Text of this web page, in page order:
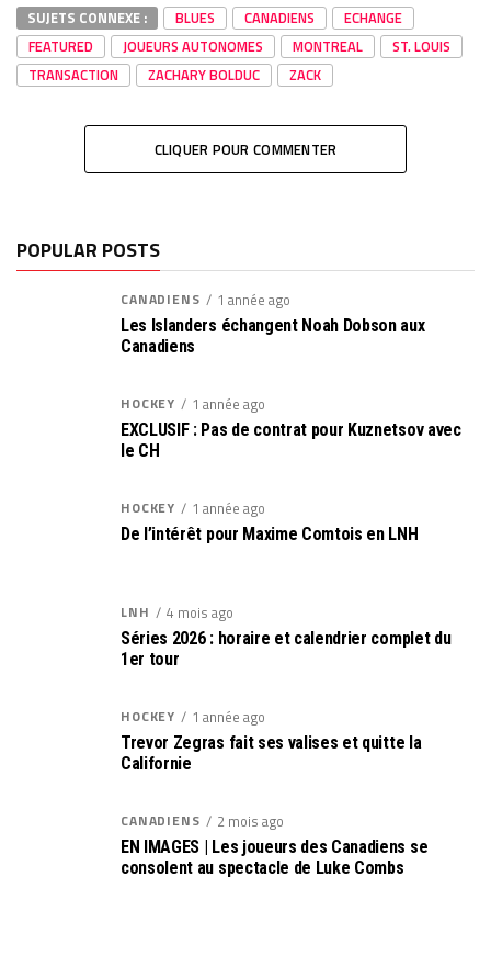
SUJETS CONNEXE : BLUES CANADIENS
ECHANGE
FEATURED
JOUEURS AUTONOMES MONTREAL
ST. LOUIS
TRANSACTION
ZACHARY BOLDUC ZACK
CLIQUER POUR COMMENTER
POPULAR POSTS
CANADIENS 1 année ago
Les Islanders échangent Noah Dobson aux
Canadiens
HOCKEY 1 année ago
EXCLUSIF : Pas de contrat pour Kuznetsov avec
le CH
HOCKEY 1 année ago
De l’intérêt pour Maxime Comtois en LNH
LNH 4 mois ago
Séries 2026 : horaire et calendrier complet du
1er tour
HOCKEY 1 année ago
Trevor Zegras fait ses valises et quitte la
Californie
CANADIENS 2 mois ago
EN IMAGES | Les joueurs des Canadiens se
consolent au spectacle de Luke Combs